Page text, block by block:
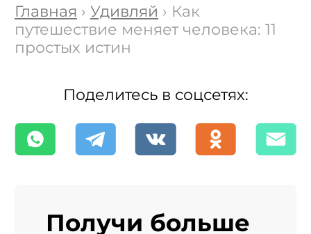
Главная › Удивляй › Как
путешествие меняет человека: 11
простых истин
Поделитесь в соцсетях:
Получи больше